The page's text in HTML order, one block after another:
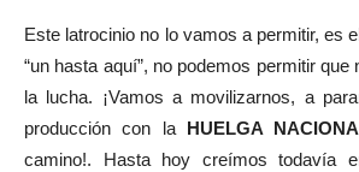
Este latrocinio no lo vamos a permitir, es
“un hasta aquí”, no podemos permitir que
la lucha. ¡Vamos a movilizarnos, a
producción con la HUELGA
camino!. Hasta hoy creímos todavía